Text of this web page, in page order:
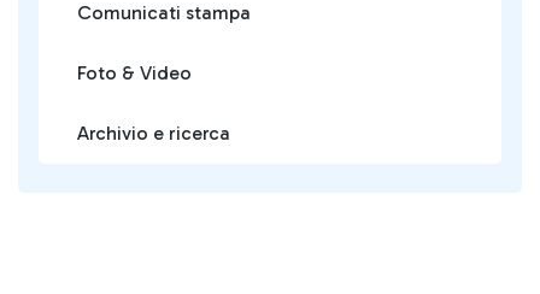
Comunicati stampa
Foto & Video
Archivio e ricerca